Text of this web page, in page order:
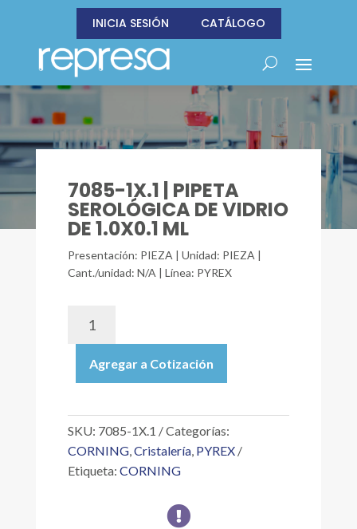
INICIA SESIÓN CATÁLOGO
7085-1X.1 | PIPETA
SEROLÓGICA DE VIDRIO
DE 1.0X0.1 ML
Presentación: PIEZA | Unidad: PIEZA |
Cant./unidad: N/A | Línea: PYREX
1X.1
PIPETA
SEROLÓGICA
VIDRIO
1.0X0.1
ML
Agregar a Cotización
SKU: 7085-1X.1
Categorías:
CORNING,Cristalería, PYREX
Etiqueta: CORNING
